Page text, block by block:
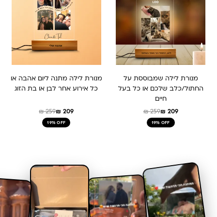
מנורת לילה שמבוססת על
החתול/כלב שלכם או כל בעל
חיים
₪259₪ 209
19% OFF
מנורת לילה מתנה ליום אהבה או
כל אירוע אחר לבן או בת הזוג
₪259₪ 209
19% OFF